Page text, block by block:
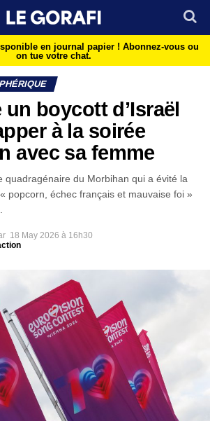
en journal papier ! Abonnez-vous ou
on tue votre chat.
un boycott d’Israël
à la soirée
avec sa femme
quadragénaire du Morbihan qui a évité la
popcorn, échec français et mauvaise foi »
18 May 2026 à 16h30